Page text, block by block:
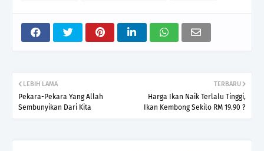
TERBARU
Harga Ikan Naik Terlalu Tinggi,
Ikan Kembong Sekilo RM 19.90 ?
LEBIH LAMA
Pekara-Pekara Yang Allah
Sembunyikan Dari Kita